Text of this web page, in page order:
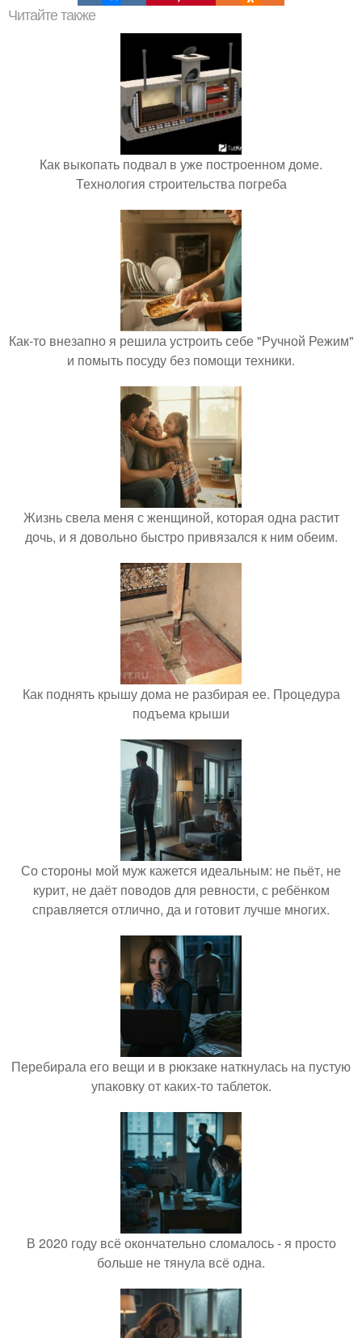
Читайте также
Как выкопать подвал в уже построенном доме.
Технология строительства погреба
Как-то внезапно я решила устроить себе "Ручной Режим"
и помыть посуду без помощи техники.
Жизнь свела меня с женщиной, которая одна растит
дочь, и я довольно быстро привязался к ним обеим.
Как поднять крышу дома не разбирая ее. Процедура
подъема крыши
Со стороны мой муж кажется идеальным: не пьёт, не
курит, не даёт поводов для ревности, с ребёнком
справляется отлично, да и готовит лучше многих.
Перебирала его вещи и в рюкзаке наткнулась на пустую
упаковку от каких-то таблеток.
В 2020 году всё окончательно сломалось - я просто
больше не тянула всё одна.